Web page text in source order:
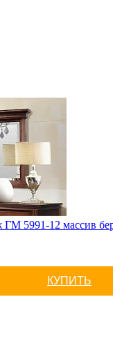
ГМ 5991-12 массив
КУПИТЬ